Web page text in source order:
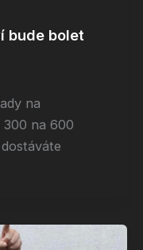
bude bolet
na
na 600